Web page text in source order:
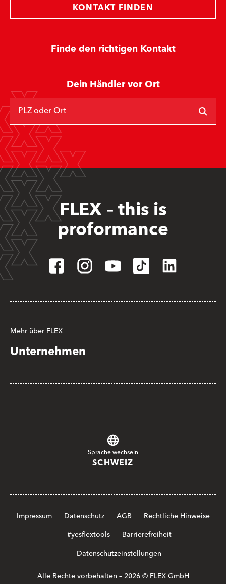
Finde den richtigen Kontakt
KONTAKT FINDEN
Dein Händler vor Ort
PLZ oder Ort
FLEX – this is
proformance
Mehr über FLEX
Unternehmen
Sprache wechseln
SCHWEIZ
Impressum Datenschutz AGB
Rechtliche Hinweise
#yesflextools
Barrierefreiheit
Datenschutzeinstellungen
Alle Rechte vorbehalten – 2026 © FLEX GmbH